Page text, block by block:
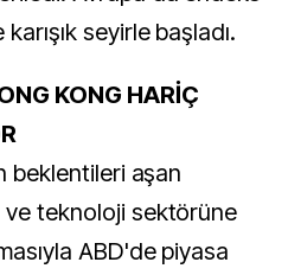
seyirle başladı.
KONG HARİÇ
beklentileri aşan
teknoloji sektörüne
ABD'de piyasa